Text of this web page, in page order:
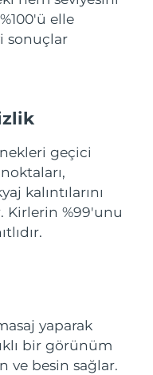
elle
sonuçlar
geçici
kalıntılarını
Kirlerin %99'unu
yaparak
bir görünüm
ve besin sağlar.
09/08/2026
Tahmini teslim tarihi
Tahmini teslim tarihi
10/08/2026
Tahmini teslim tarihi
11/08/2026
Tahmini teslim tarihi
Tahmini teslim tarihi
09/08/2026